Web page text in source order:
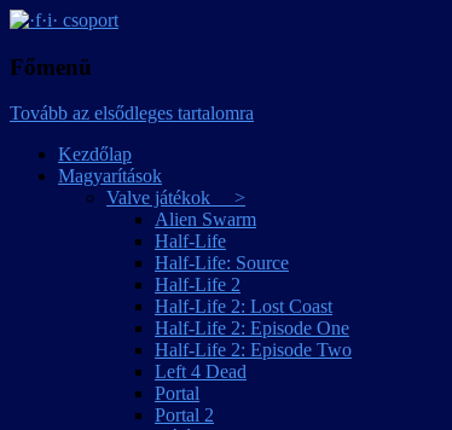
·f·i· csoport
Főmenü
Tovább az elsődleges tartalomra
Kezdőlap
Magyarítások
Valve játékok >
Alien Swarm
Half-Life
Half-Life: Source
Half-Life 2
Half-Life 2: Lost Coast
Half-Life 2: Episode One
Half-Life 2: Episode Two
Left 4 Dead
Portal
Portal 2